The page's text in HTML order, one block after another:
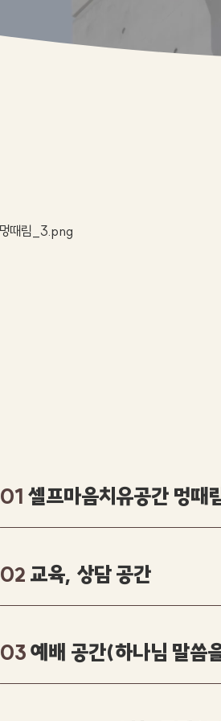
01셀프마음치유공간 멍때
02 교육, 상담 공간
03예배 공간(하나님 말씀